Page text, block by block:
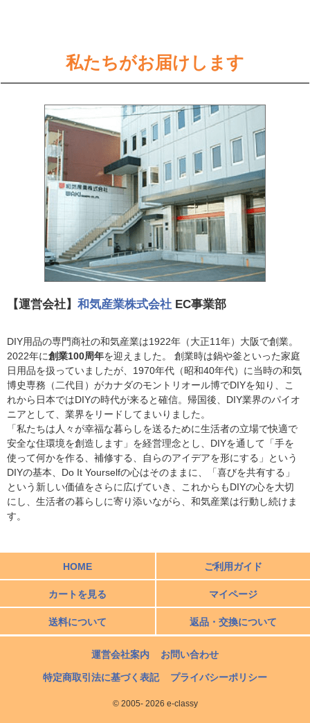
私たちがお届けします
【運営会社】 和気産業株式会社 EC事業部
DIY用品の専門商社の和気産業は1922年（大正11年）大阪で創業。
2022年に創業100周年を迎えました。 創業時は鍋や釜といった家庭
日用品を扱っていましたが、1970年代（昭和40年代）に当時の和気
博史専務（二代目）がカナダのモントリオール博でDIYを知り、こ
れから日本ではDIYの時代が来ると確信。帰国後、DIY業界のパイオ
ニアとして、業界をリードしてまいりました。
「私たちは人々が幸福な暮らしを送るために生活者の立場で快適で
安全な住環境を創造します」を経営理念とし、DIYを通して「手を
使って何かを作る、補修する、自らのアイデアを形にする」という
DIYの基本、Do It Yourselfの心はそのままに、「喜びを共有する」
という新しい価値をさらに広げていき、これからもDIYの心を大切
にし、生活者の暮らしに寄り添いながら、和気産業は行動し続けま
す。
HOME ご利用ガイド
カートを見る マイページ
送料について 返品・交換について
運営会社案内 お問い合わせ
特定商取引法に基づく表記 プライバシーポリシー
© 2005- 2026 e-classy